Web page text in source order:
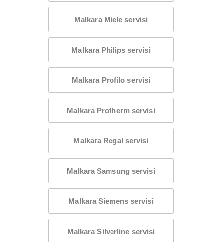
Malkara Miele servisi
Malkara Philips servisi
Malkara Profilo servisi
Malkara Protherm servisi
Malkara Regal servisi
Malkara Samsung servisi
Malkara Siemens servisi
Malkara Silverline servisi